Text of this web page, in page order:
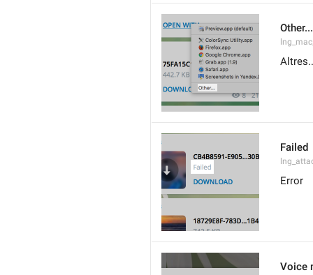
Other...
Failed
Error
Voice